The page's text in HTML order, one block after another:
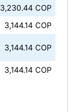
3,230.44 COP
3,144.14 COP
3,144.14 COP
3,144.14 COP